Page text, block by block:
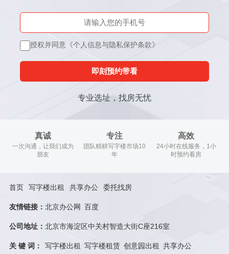
授权并同意《个人信息与隐私保护条款》
即刻预约带看
专业选址，找房无忧
真诚
一次沟通，让我们成为
朋友
专注
团队精耕写字楼市场10
年
高效
24小时在线服务，1小
时预约看房
首页 写字楼出租 共享办公 委托找房
友情链接： 北京办公网 百度
公司地址： 北京市海淀区中关村智造大街C座216室
关 键 词： 写字楼出租 写字楼租赁 创意园出租 共享办公